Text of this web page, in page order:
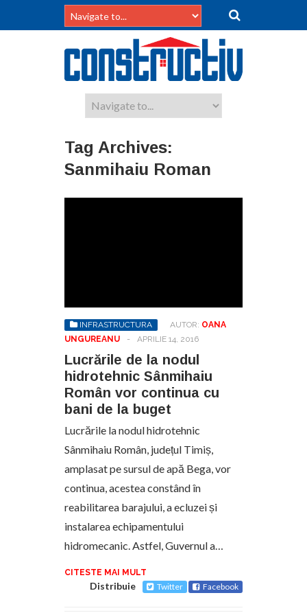
Tag Archives:
Sanmihaiu Roman
INFRASTRUCTURA AUTOR: OANA
UNGUREANU
- APRILIE 14, 2016
Lucrările de la nodul
hidrotehnic Sânmihaiu
Român vor continua cu
bani de la buget
Lucrările la nodul hidrotehnic
Sânmihaiu Român, județul Timiș,
amplasat pe sursul de apă Bega, vor
continua, acestea constând în
reabilitarea barajului, a ecluzei și
instalarea echipamentului
hidromecanic. Astfel, Guvernul a…
CITESTE MAI MULT
Distribuie Twitter Facebook